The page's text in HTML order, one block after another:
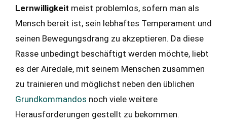
Lernwilligkeit meist problemlos, sofern man als
Mensch bereit ist, sein lebhaftes Temperament und
seinen Bewegungsdrang zu akzeptieren. Da diese
Rasse unbedingt beschäftigt werden möchte, liebt
es der Airedale, mit seinem Menschen zusammen
zu trainieren und möglichst neben den üblichen
Grundkommandos noch viele weitere
Herausforderungen gestellt zu bekommen.